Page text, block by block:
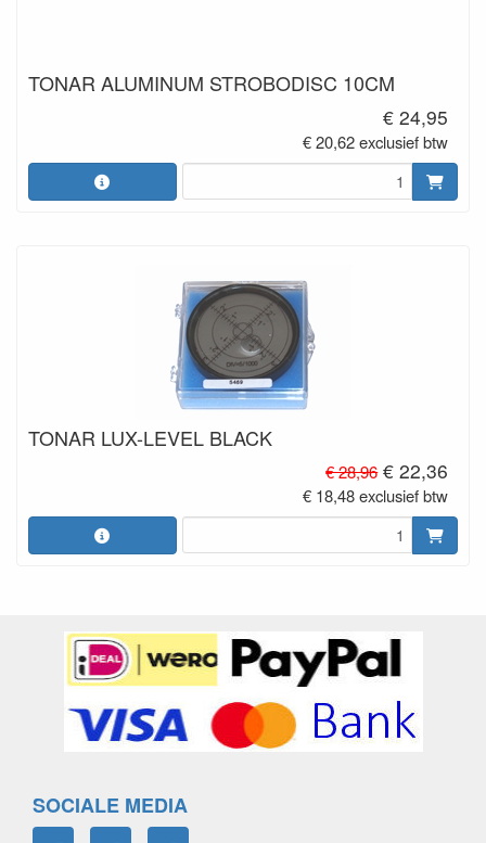
TONAR ALUMINUM STROBODISC 10CM
€ 24,95
€ 20,62 exclusief btw
TONAR LUX-LEVEL BLACK
€ 28,96 € 22,36
€ 18,48 exclusief btw
SOCIALE MEDIA